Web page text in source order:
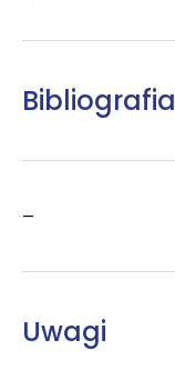
Bibliografia
–
Uwagi